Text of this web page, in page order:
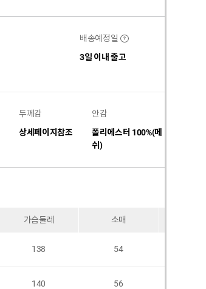
배송예정일 ?
3일 이내 출고
두께감
상세페이지참조
안감
폴리에스터 100%(메
쉬)
가슴둘레 소매
138 54
140 56